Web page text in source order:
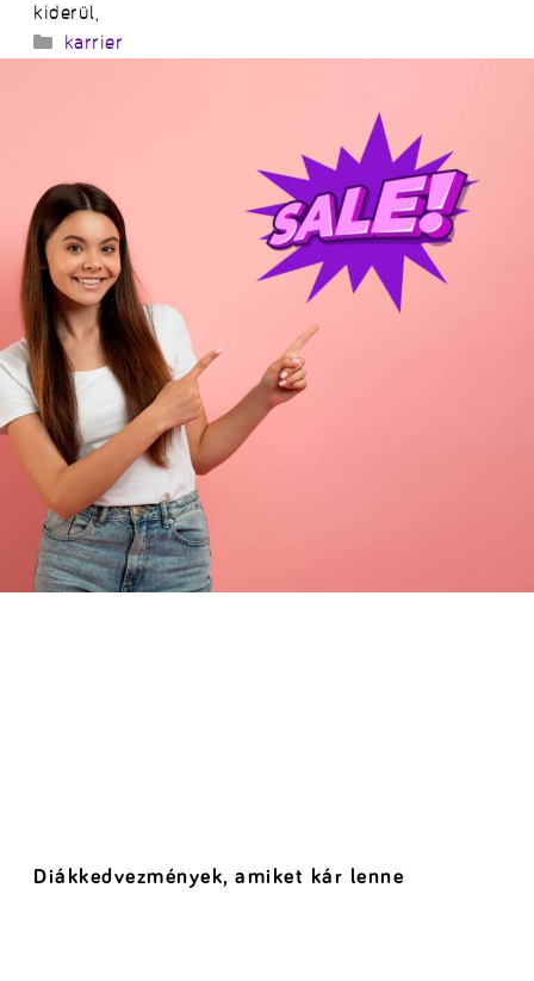
kiderül,
Kategória
karrier
Diákkedvezmények, amiket kár lenne